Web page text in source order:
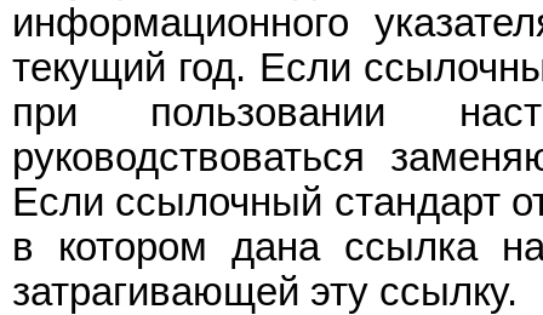
информационного
текущий год. Если
при пользовании
руководствоваться
Если ссылочный стандарт
в котором дана ссылка
затрагивающей эту ссылку.